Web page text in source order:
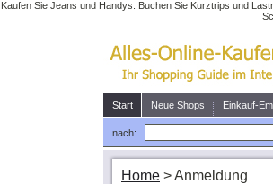
Kaufen Sie Jeans und Handys. Buchen Sie Kurztrips und
Start Neue Shops Einkauf-
nach:
Home >Anmeldung